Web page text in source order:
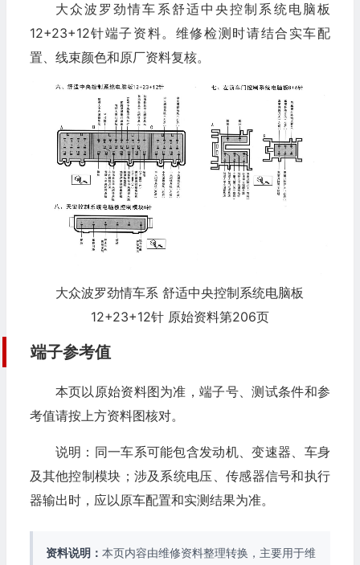
大众波罗劲情车系舒适中央控制系统电脑板
12+23+12针端子资料。维修检测时请结合实车配
置、线束颜色和原厂资料复核。
大众波罗劲情车系 舒适中央控制系统电脑板
12+23+12针 原始资料第206页
端子参考值
本页以原始资料图为准，端子号、测试条件和参
考值请按上方资料图核对。
说明：同一车系可能包含发动机、变速器、车身
及其他控制模块；涉及系统电压、传感器信号和执行
器输出时，应以原车配置和实测结果为准。
资料说明： 本页内容由维修资料整理转换，主要用于维